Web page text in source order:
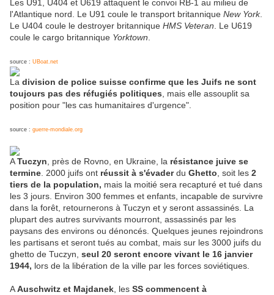
Les U91, U404 et U619 attaquent le convoi RB-1 au milieu de
l'Atlantique nord. Le U91 coule le transport britannique New York.
Le U404 coule le destroyer britannique HMS Veteran . Le U619
coule le cargo britannique Yorktown
source : UBoat.net
La division de police suisse confirme que les Juifs ne sont
toujours pas des réfugiés politiques , mais elle assouplit sa
position pour "les cas humanitaires d'urgence".
source : guerre-mondiale.org
ATuczyn , près de Rovno, en Ukraine, la résistance juive se
termine . 2000 juifs ont réussit à s'évaderdu Ghetto , soit les 2
tiers de la population, mais la moitié sera recapturé et tué dans
les 3 jours. Environ 300 femmes et enfants, incapable de survivre
dans la forêt, retournerons à Tuczyn et y seront assassinés. La
plupart des autres survivants mourront, assassinés par les
paysans des environs ou dénoncés. Quelques jeunes rejoindrons
les partisans et seront tués au combat, mais sur les 3000 juifs du
ghetto de Tuczyn, seul 20 seront encore vivant le 16 janvier
1944, lors de la libération de la ville par les forces soviétiques.
AAuschwitz et Majdanek , les SS commencent à